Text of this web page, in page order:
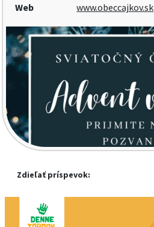
Web
www.obeccajkov.sk
Zdieľať príspevok: